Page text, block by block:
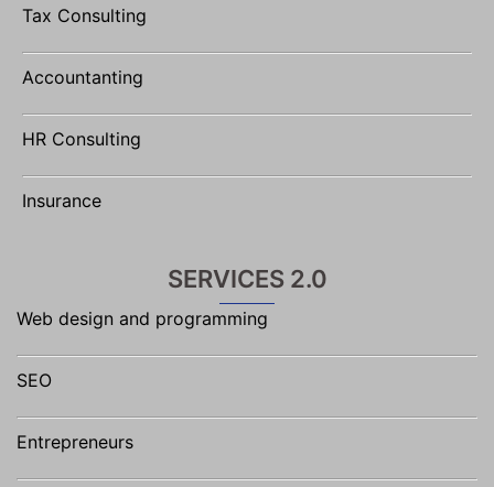
Tax Consulting
Accountanting
HR Consulting
Insurance
SERVICES 2.0
Web design and programming
SEO
Entrepreneurs